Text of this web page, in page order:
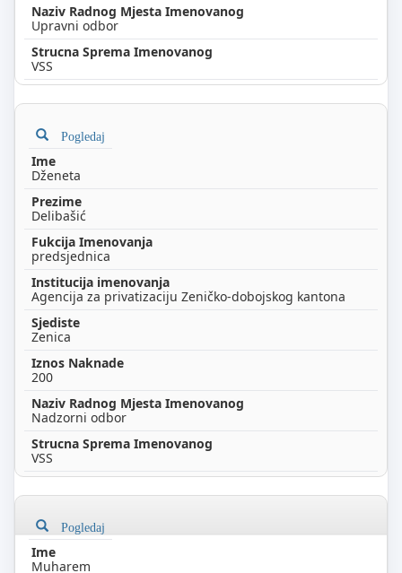
Upravni odbor
VSS
Pogledaj
Dženeta
Delibašić
predsjednica
Agencija za privatizaciju Zeničko-dobojskog kantona
Zenica
200
Nadzorni odbor
VSS
Pogledaj
Muharem